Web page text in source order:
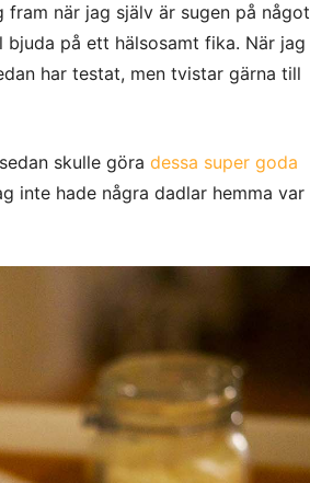
när jag själv är sugen på något
på ett hälsosamt fika. När jag
har testat, men tvistar gärna till
skulle göra dessa super goda
inte hade några dadlar hemma var